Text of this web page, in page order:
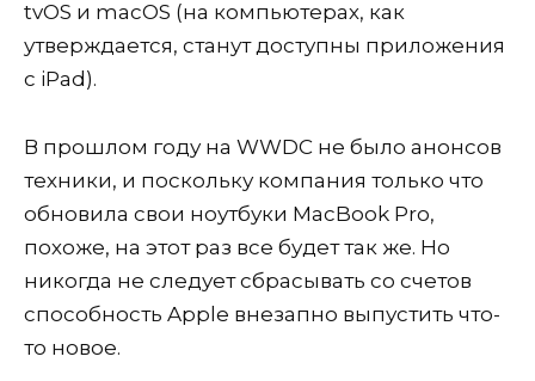
tvOS и macOS (на компьютерах, как
утверждается, станут доступны приложения
с iPad).
В прошлом году на WWDC не было анонсов
техники, и поскольку компания только что
обновила свои ноутбуки MacBook Pro,
похоже, на этот раз все будет так же. Но
никогда не следует сбрасывать со счетов
способность Apple внезапно выпустить что-
то новое.